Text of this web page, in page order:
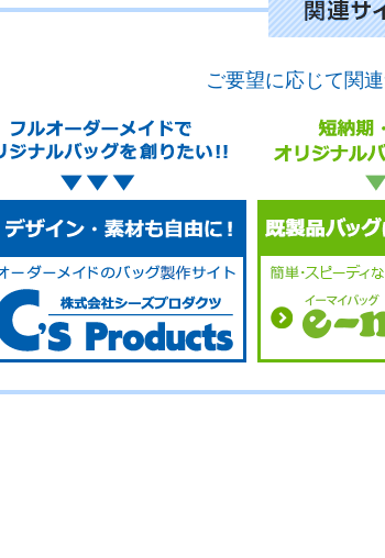
ご要望に応じて関